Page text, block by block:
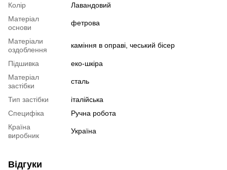
Колір
Лавандовий
Матеріал
основи
фетрова
Матеріали
оздоблення
каміння в оправі, чеський бісер
Підшивка
еко-шкіра
Матеріал
застібки
сталь
Тип застібки
італійська
Специфіка
Ручна робота
Країна
виробник
Україна
Відгуки